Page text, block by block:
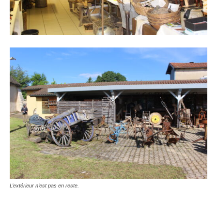
L’extérieur n’est pas en reste.